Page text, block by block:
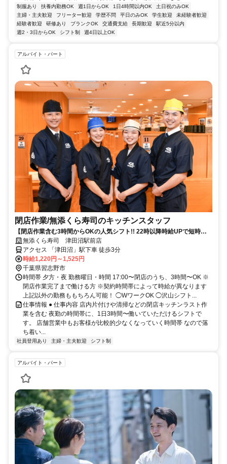
制服あり 扶養内勤務OK 週1日からOK 1日4時間以内OK
土日祝のみOK
主婦・主夫歓迎
フリーター歓迎 学歴不問 平日のみOK 学生歓迎
未経験者歓迎
経験者歓迎
研修あり ブランクOK 交通費支給 長期歓迎
駅近5分以内
週2・3日からOK
シフト制 週4日以上OK
アルバイト・パート
閉店作業​/無添くら寿司の​キッチンスタッフ
【閉店作業含む3時間からOKの人気シフト!! 22時以降時給UPで短時間
で稼げる】
無添くら寿司 津田沼駅前店
アクセス 「津田沼」駅下車 徒歩3分
時給1,220円～1,525円
千葉県習志野市
時間帯 夕方・夜 勤務曜日・時間 17:00〜閉店のうち、3時間〜OK ※
閉店作業完了まで働ける方 ※契約時間帯によって時給が異なります
上記以外の勤務ももちろん可能！ ◯WワークOK ◯沢山シフト...
仕事情報 ● 仕事内容 店内片付けや清掃などの閉店キッチンラスト作
業を含む 夜勤の時間帯に、1日3時間〜働いていただけるシフトで
す。 店舗営業中もお客様が比較的少なくなっていく時間帯 なので落
ち着い...
社員登用あり 主婦・主夫歓迎 シフト制
アルバイト・パート